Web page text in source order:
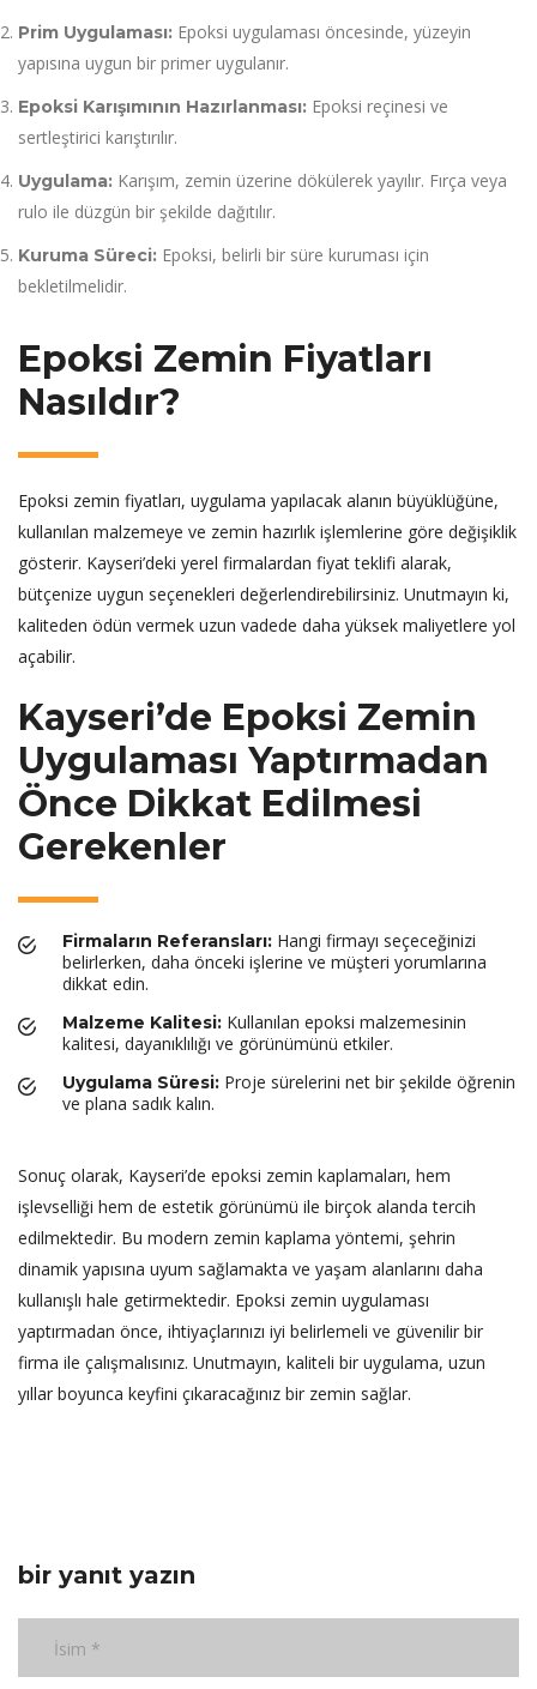
Prim Uygulaması: Epoksi uygulaması öncesinde, yüzeyin
yapısına uygun bir primer uygulanır.
Epoksi Karışımının Hazırlanması: Epoksi reçinesi ve
sertleştirici karıştırılır.
Uygulama: Karışım, zemin üzerine dökülerek yayılır. Fırça veya
rulo ile düzgün bir şekilde dağıtılır.
Kuruma Süreci: Epoksi, belirli bir süre kuruması için
bekletilmelidir.
Epoksi Zemin Fiyatları
Nasıldır?
Epoksi zemin fiyatları, uygulama yapılacak alanın büyüklüğüne,
kullanılan malzemeye ve zemin hazırlık işlemlerine göre değişiklik
gösterir. Kayseri’deki yerel firmalardan fiyat teklifi alarak,
bütçenize uygun seçenekleri değerlendirebilirsiniz. Unutmayın ki,
kaliteden ödün vermek uzun vadede daha yüksek maliyetlere yol
açabilir.
Kayseri’de Epoksi Zemin
Uygulaması Yaptırmadan
Önce Dikkat Edilmesi
Gerekenler
Firmaların Referansları: Hangi firmayı seçeceğinizi
belirlerken, daha önceki işlerine ve müşteri yorumlarına
dikkat edin.
Malzeme Kalitesi: Kullanılan epoksi malzemesinin
kalitesi, dayanıklılığı ve görünümünü etkiler.
Uygulama Süresi: Proje sürelerini net bir şekilde öğrenin
ve plana sadık kalın.
Sonuç olarak, Kayseri’de epoksi zemin kaplamaları, hem
işlevselliği hem de estetik görünümü ile birçok alanda tercih
edilmektedir. Bu modern zemin kaplama yöntemi, şehrin
dinamik yapısına uyum sağlamakta ve yaşam alanlarını daha
kullanışlı hale getirmektedir. Epoksi zemin uygulaması
yaptırmadan önce, ihtiyaçlarınızı iyi belirlemeli ve güvenilir bir
firma ile çalışmalısınız. Unutmayın, kaliteli bir uygulama, uzun
yıllar boyunca keyfini çıkaracağınız bir zemin sağlar.
bir yanıt yazın